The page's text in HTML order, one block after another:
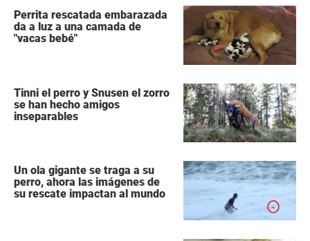
Perrita rescatada embarazada
da a luz a una camada de
"vacas bebé"
Tinni el perro y Snusen el zorro
se han hecho amigos
inseparables
Un ola gigante se traga a su
perro, ahora las imágenes de
su rescate impactan al mundo